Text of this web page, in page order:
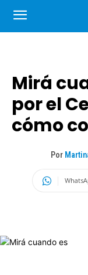
Mirá
por el
cómo
Por